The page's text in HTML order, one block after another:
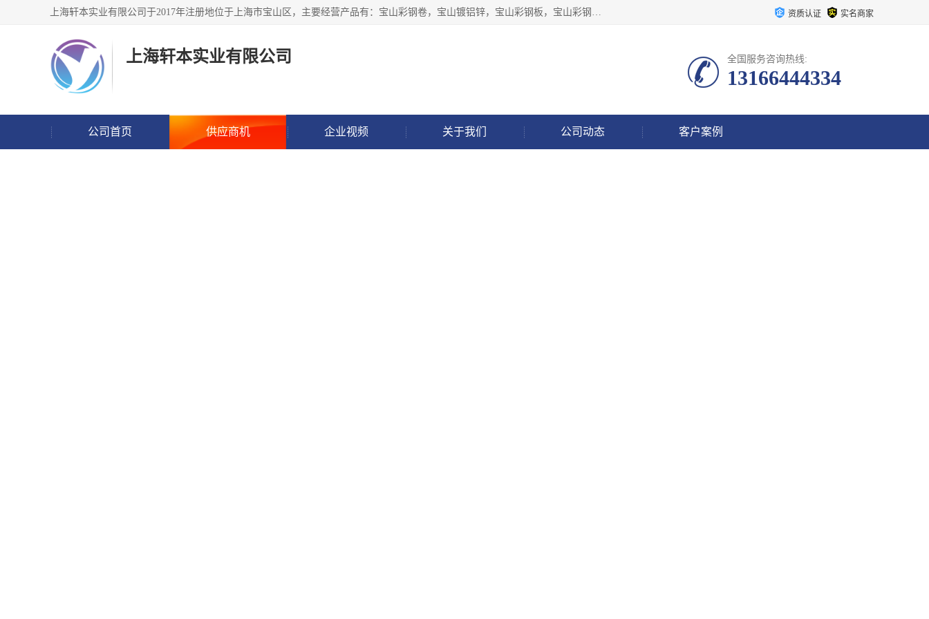
上海轩本实业有限公司于2017年注册地位于上海市宝山区，主要经营产品有：宝山彩钢卷，宝山镀铝锌，宝山彩钢板，宝山彩钢瓦等产品的生产和销售。 资质认证 实名商家
上海轩本实业有限公司 全国服务咨询热线:
13166444334
公司首页 供应商机 企业视频 关于我们 公司动态 客户案例